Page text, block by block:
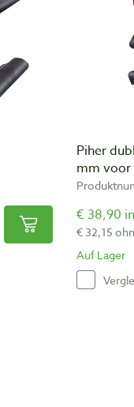
Piher
mm
€ 38,90
€ 32,15
Auf Lager